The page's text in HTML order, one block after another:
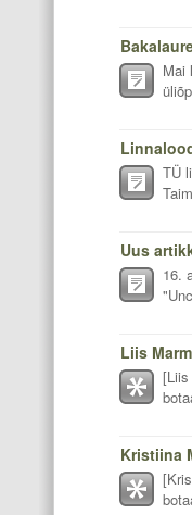
Mai
TÜ
16.
Liis
[Liis
Kristiina